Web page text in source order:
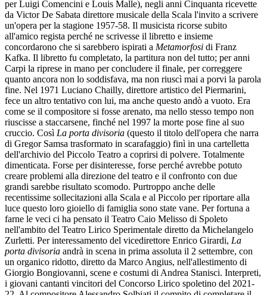
per Luigi Comencini e Louis Malle), negli anni Cinquanta ricevette
da Victor De Sabata direttore musicale della Scala l'invito a scrivere
un'opera per la stagione 1957-58. Il musicista ricorse subito
all'amico regista perché ne scrivesse il libretto e insieme
concordarono che si sarebbero ispirati a Metamorfosi di Franz
Kafka. Il libretto fu completato, la partitura non del tutto; per anni
Carpi la riprese in mano per concludere il finale, per correggere
quanto ancora non lo soddisfava, ma non riuscì mai a porvi la parola
fine. Nel 1971 Luciano Chailly, direttore artistico del Piermarini,
fece un altro tentativo con lui, ma anche questo andò a vuoto. Era
come se il compositore si fosse arenato, ma nello stesso tempo non
riuscisse a staccarsene, finché nel 1997 la morte pose fine al suo
cruccio. Così La porta divisoria (questo il titolo dell'opera che narra
di Gregor Samsa trasformato in scarafaggio) finì in una cartelletta
dell'archivio del Piccolo Teatro a coprirsi di polvere. Totalmente
dimenticata. Forse per disinteresse, forse perché avrebbe potuto
creare problemi alla direzione del teatro e il confronto con due
grandi sarebbe risultato scomodo. Purtroppo anche delle
recentissime sollecitazioni alla Scala e al Piccolo per riportare alla
luce questo loro gioiello di famiglia sono state vane. Per fortuna a
farne le veci ci ha pensato il Teatro Caio Melisso di Spoleto
nell'ambito del Teatro Lirico Sperimentale diretto da Michelangelo
Zurletti. Per interessamento del vicedirettore Enrico Girardi, La
porta divisoria andrà in scena in prima assoluta il 2 settembre, con
un organico ridotto, diretto da Marco Angius, nell'allestimento di
Giorgio Bongiovanni, scene e costumi di Andrea Stanisci. Interpreti,
i giovani cantanti vincitori del Concorso Lirico spoletino del 2021-